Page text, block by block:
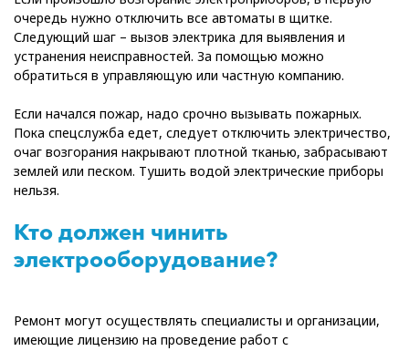
очередь нужно отключить все автоматы в щитке.
Следующий шаг – вызов электрика для выявления и
устранения неисправностей. За помощью можно
обратиться в управляющую или частную компанию.
Если начался пожар, надо срочно вызывать пожарных.
Пока спецслужба едет, следует отключить электричество,
очаг возгорания накрывают плотной тканью, забрасывают
землей или песком. Тушить водой электрические приборы
нельзя.
Кто должен чинить
электрооборудование?
Ремонт могут осуществлять специалисты и организации,
имеющие лицензию на проведение работ с